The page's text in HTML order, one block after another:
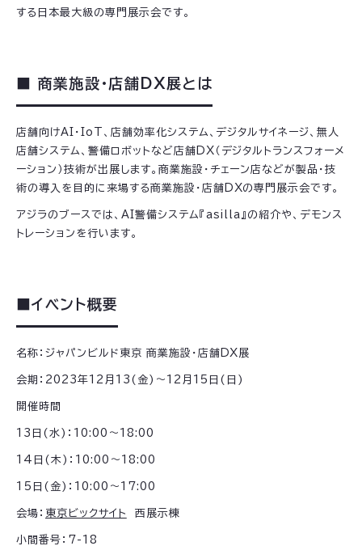
する日本最大級の専門展示会です。
■ 商業施設・店舗DX展とは
店舗向けAI・IoT、店舗効率化システム、デジタルサイネージ、無人
店舗システム、警備ロボットなど店舗DX（デジタルトランスフォーメ
ーション）技術が出展します。商業施設・チェーン店などが製品・技
術の導入を目的に来場する商業施設・店舗DXの専門展示会です。
アジラのブースでは、AI警備システム『asilla』の紹介や、デモンス
トレーションを行います。
■イベント概要
名称：ジャパンビルド東京 商業施設・店舗DX展
会期：2023年12月13(金)～12月15日(日)
開催時間
13日(水)：10:00～18:00
14日(木)：10:00～18:00
15日(金)：10:00～17:00
会場： 東京ビックサイト 西展示棟
小間番号：7-18